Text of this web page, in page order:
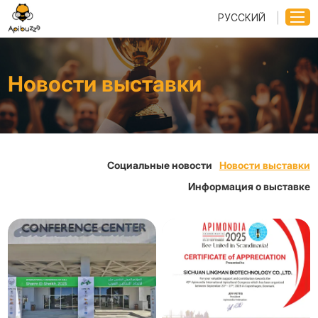
РУССКИЙ
Новости выставки
Социальные новости
Новости выставки
Информация о выставке